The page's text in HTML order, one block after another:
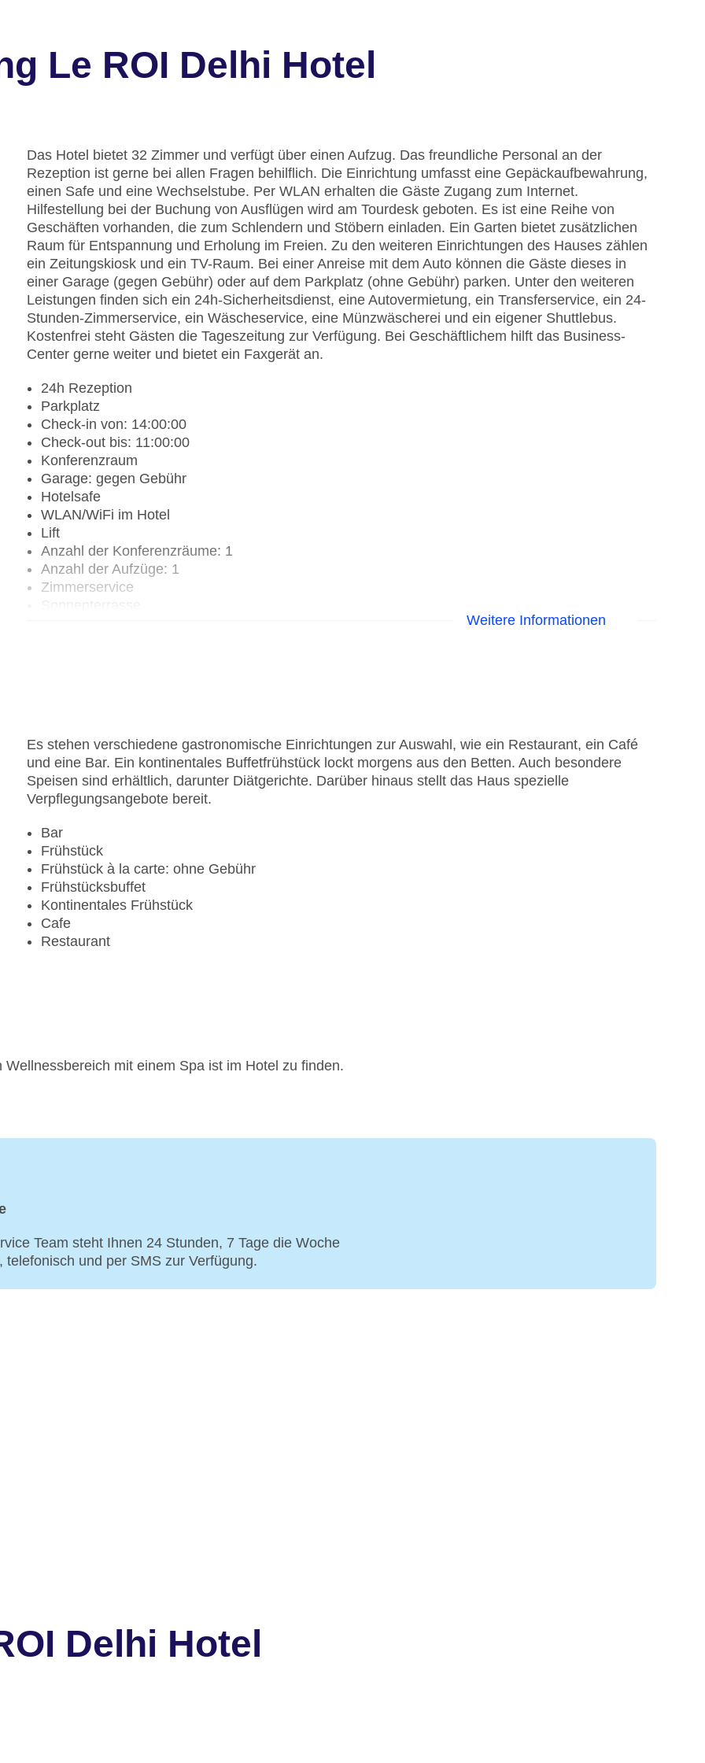
Le ROI Delhi Hotel
Das Hotel bietet 32 Zimmer und verfügt über einen Aufzug. Das freundliche Personal an der
Rezeption ist gerne bei allen Fragen behilflich. Die Einrichtung umfasst eine Gepäckaufbewahrung,
einen Safe und eine Wechselstube. Per WLAN erhalten die Gäste Zugang zum Internet.
Hilfestellung bei der Buchung von Ausflügen wird am Tourdesk geboten. Es ist eine Reihe von
Geschäften vorhanden, die zum Schlendern und Stöbern einladen. Ein Garten bietet zusätzlichen
Raum für Entspannung und Erholung im Freien. Zu den weiteren Einrichtungen des Hauses zählen
ein Zeitungskiosk und ein TV-Raum. Bei einer Anreise mit dem Auto können die Gäste dieses in
einer Garage (gegen Gebühr) oder auf dem Parkplatz (ohne Gebühr) parken. Unter den weiteren
Leistungen finden sich ein 24h-Sicherheitsdienst, eine Autovermietung, ein Transferservice, ein 24-
Stunden-Zimmerservice, ein Wäscheservice, eine Münzwäscherei und ein eigener Shuttlebus.
Kostenfrei steht Gästen die Tageszeitung zur Verfügung. Bei Geschäftlichem hilft das Business-
Center gerne weiter und bietet ein Faxgerät an.
24h Rezeption
Parkplatz
Check-in von: 14:00:00
Check-out bis: 11:00:00
Konferenzraum
Garage: gegen Gebühr
Hotelsafe
WLAN/WiFi im Hotel
Lift
Anzahl der Konferenzräume: 1
Anzahl der Aufzüge: 1
Zimmerservice
Weitere Informationen
Es stehen verschiedene gastronomische Einrichtungen zur Auswahl, wie ein Restaurant, ein Café
und eine Bar. Ein kontinentales Buffetfrühstück lockt morgens aus den Betten. Auch besondere
Speisen sind erhältlich, darunter Diätgerichte. Darüber hinaus stellt das Haus spezielle
Verpflegungsangebote bereit.
Bar
Frühstück
Frühstück à la carte: ohne Gebühr
Frühstücksbuffet
Kontinentales Frühstück
Cafe
Restaurant
mit einem Spa ist im Hotel zu finden.
Team steht Ihnen 24 Stunden, 7 Tage die Woche
und per SMS zur Verfügung.
Delhi Hotel